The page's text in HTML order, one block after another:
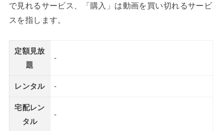
で見れるサービス、「購入」は動画を買い切れるサービ
スを指します。
定額見放
題
-
レンタル -
宅配レン
タル
-